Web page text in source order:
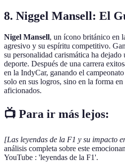
8. Niggel Mansell: El
Nigel Mansell, un ícono británico en
agresivo y su espíritu competitivo.
su personalidad carismática ha
deporte. Después de una carrera
en la IndyCar, ganando el
solo en sus logros, sino en la forma
aficionados.
📺 Para ir más lejos:
[Las leyendas de la F1 y su impacto
análisis completa sobre este
YouTube : 'leyendas de la F1'.